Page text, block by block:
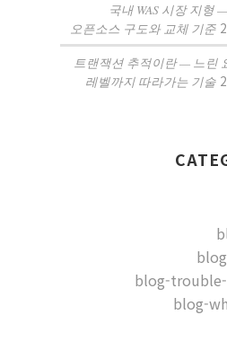
국내 WAS 시장 지형
오픈소스 구도와 교체 기준
트랜잭션 추적이란 — 느린
레벨까지 따라가는 기술
blog-
blog-